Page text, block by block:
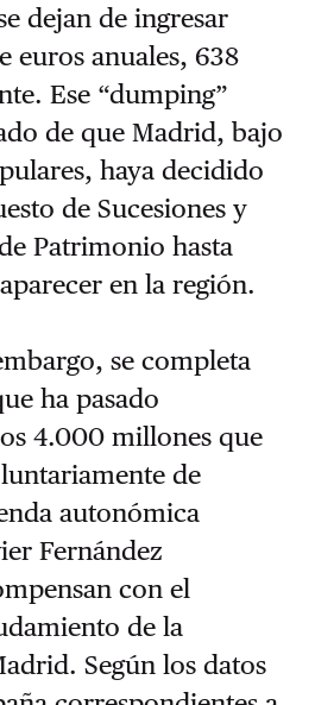
dejan de ingresar
euros anuales, 638
Ese “dumping”
de que Madrid, bajo
haya decidido
de Sucesiones y
Patrimonio hasta
en la región.
se completa
ha pasado
4.000 millones que
de
autonómica
Fernández
con el
de la
Según los datos